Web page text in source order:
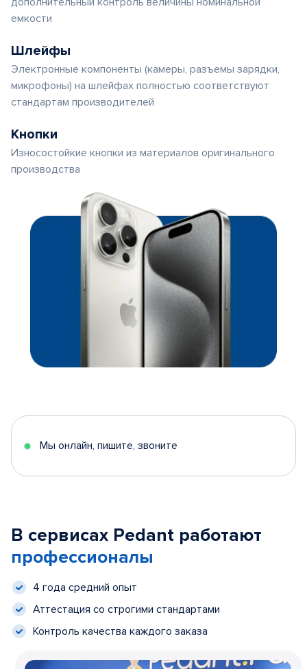
емкости
Шлейфы
Электронные компоненты (камеры, разъемы зарядки,
микрофоны) на шлейфах полностью соответствуют
стандартам производителей
Кнопки
Износостойкие кнопки из материалов оригинального
производства
Мы онлайн, пишите, звоните
В сервисах Pedant работают
профессионалы
4 года средний опыт
Аттестация со строгими стандартами
Контроль качества каждого заказа